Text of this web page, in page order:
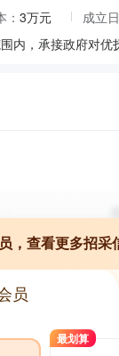
3万元
成立
，查看更多招采
员
最划算